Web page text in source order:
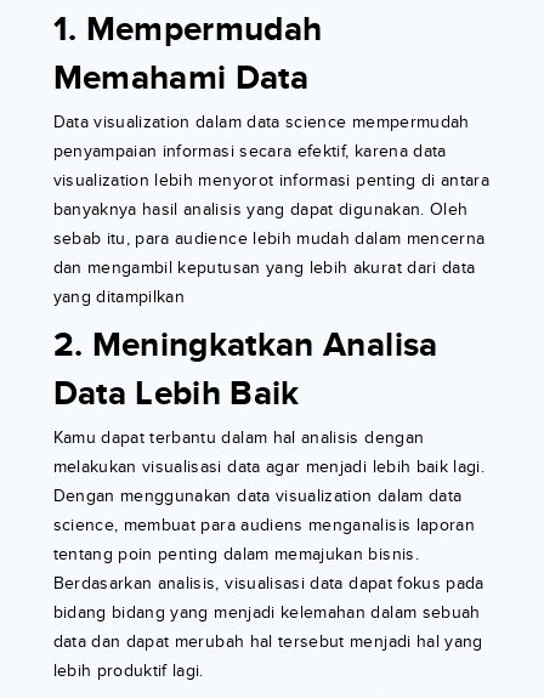
1. Mempermudah
Memahami Data
Data visualization dalam data science mempermudah
penyampaian informasi secara efektif, karena data
visualization lebih menyorot informasi penting di antara
banyaknya hasil analisis yang dapat digunakan. Oleh
sebab itu, para audience lebih mudah dalam mencerna
dan mengambil keputusan yang lebih akurat dari data
yang ditampilkan
2. Meningkatkan Analisa
Data Lebih Baik
Kamu dapat terbantu dalam hal analisis dengan
melakukan visualisasi data agar menjadi lebih baik lagi.
Dengan menggunakan data visualization dalam data
science, membuat para audiens menganalisis laporan
tentang poin penting dalam memajukan bisnis.
Berdasarkan analisis, visualisasi data dapat fokus pada
bidang bidang yang menjadi kelemahan dalam sebuah
data dan dapat merubah hal tersebut menjadi hal yang
lebih produktif lagi.